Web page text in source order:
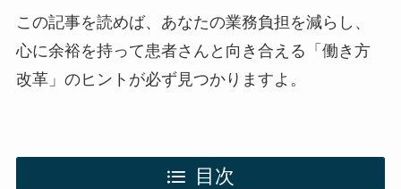
この記事を読めば、あなたの業務負担を減らし、
心に余裕を持って患者さんと向き合える「働き方
改革」のヒントが必ず見つかりますよ。
目次